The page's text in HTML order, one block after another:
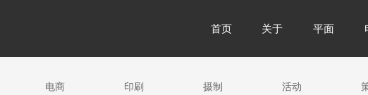
首页 关于 平面
电商 印刷 摄制 活动